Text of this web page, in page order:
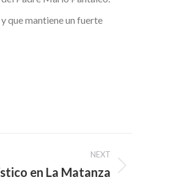
que mantiene un fuerte
NEXT
en La Matanza